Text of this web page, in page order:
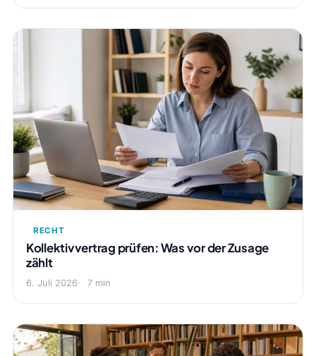
RECHT
Kollektivvertrag prüfen: Was vor der Zusage
zählt
6. Juli 2026 7 min